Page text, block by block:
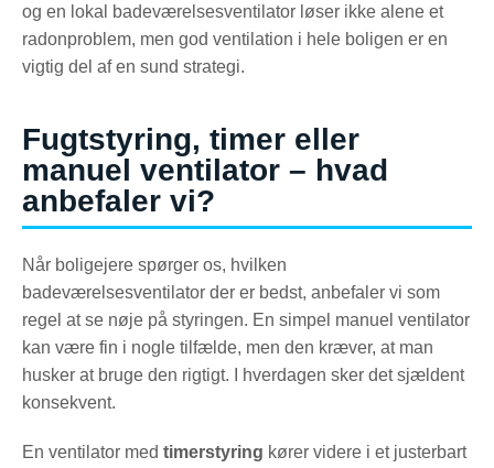
og en lokal badeværelsesventilator løser ikke alene et
radonproblem, men god ventilation i hele boligen er en
vigtig del af en sund strategi.
Fugtstyring, timer eller
manuel ventilator – hvad
anbefaler vi?
Når boligejere spørger os, hvilken
badeværelsesventilator der er bedst, anbefaler vi som
regel at se nøje på styringen. En simpel manuel ventilator
kan være fin i nogle tilfælde, men den kræver, at man
husker at bruge den rigtigt. I hverdagen sker det sjældent
konsekvent.
En ventilator med timerstyring kører videre i et justerbart